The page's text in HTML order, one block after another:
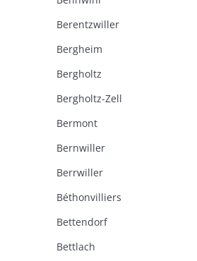
Berentzwiller
Bergheim
Bergholtz
Bergholtz-Zell
Bermont
Bernwiller
Berrwiller
Béthonvilliers
Bettendorf
Bettlach